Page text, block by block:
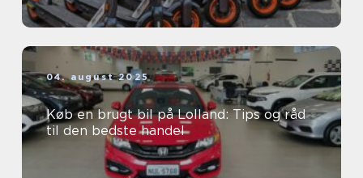
04. august 2025
Køb en brugt bil på Lolland: Tips og råd
til den bedste handel